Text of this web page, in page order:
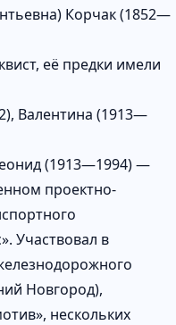
Корчак (1852—
её предки имели
Валентина (1913—
(1913—1994) —
проектно-
Участвовал в
Новгород),
нескольких